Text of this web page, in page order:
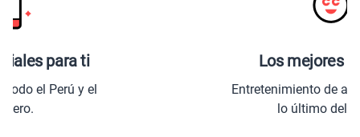
Los mejores beneficios
Entretenimiento de alta definición con
lo último del mercado